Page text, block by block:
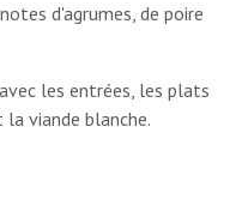
d'agrumes, de poire
les entrées, les plats
viande blanche.